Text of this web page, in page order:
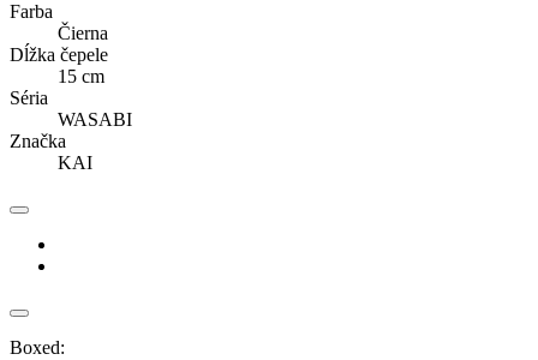
Farba
Čierna
Dĺžka čepele
15 cm
Séria
WASABI
Značka
KAI
Boxed: